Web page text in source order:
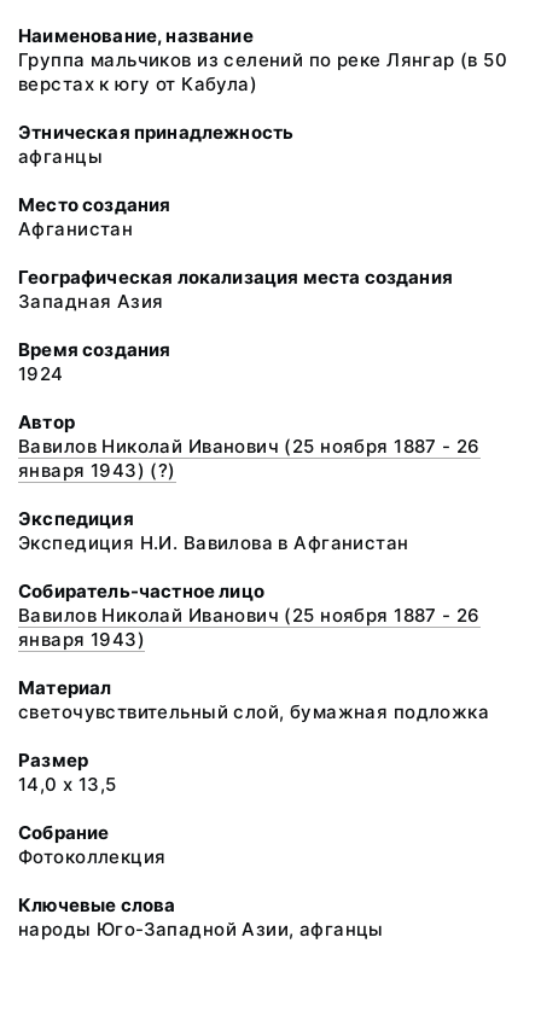
Наименование, название
Группа мальчиков из селений по реке Лянгар (в 50
верстах к югу от Кабула)
Этническая принадлежность
афганцы
Место создания
Афганистан
Географическая локализация места создания
Западная Азия
Время создания
1924
Автор
Вавилов Николай Иванович (25 ноября 1887 - 26
января 1943) (?)
Экспедиция
Экспедиция Н.И. Вавилова в Афганистан
Собиратель-частное лицо
Вавилов Николай Иванович (25 ноября 1887 - 26
января 1943)
Материал
светочувствительный слой, бумажная подложка
Размер
14,0 х 13,5
Собрание
Фотоколлекция
Ключевые слова
народы Юго-Западной Азии, афганцы